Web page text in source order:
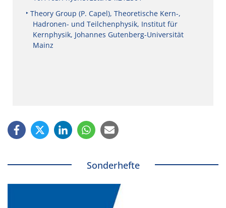
Theory Group (P. Capel), Theoretische Kern-,
Hadronen- und Teilchenphysik, Institut für
Kernphysik, Johannes Gutenberg-Universität
Mainz
Sonderhefte